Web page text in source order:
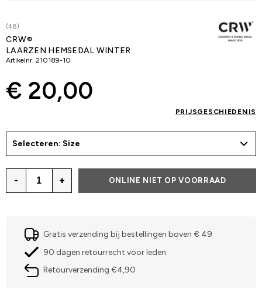
(48)
CRW®
LAARZEN HEMSEDAL WINTER
Artikelnr. 210189-10
€ 20,00
PRIJSGESCHIEDENIS
Selecteren: Size
- + ONLINE NIET OP VOORRAAD
Gratis verzending bij bestellingen boven € 49
90 dagen retourrecht voor leden
Retourverzending €4,90